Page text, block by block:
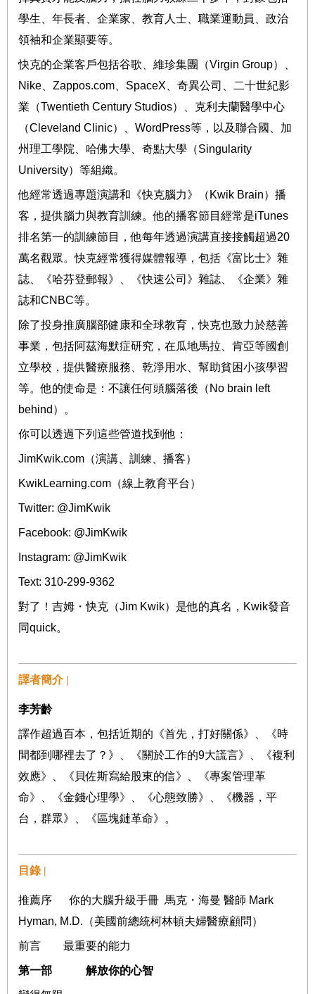
學生、年長者、企業家、教育人士、職業運動員、政治
領袖和企業顯要等。
快克的企業客戶包括谷歌、維珍集團（Virgin Group）、
Nike
Zappos.com SpaceX 、奇異公司、二十世紀影
業（Twentieth Century Studios）、克利夫蘭醫學中心
（Cleveland Clinic）、 WordPress等，以及聯合國、加
州理工學院、哈佛大學、奇點大學（Singularity
University）等組織。
他經常透過專題演講和《快克腦力》（ Kwik Brain）播
客，提供腦力與教育訓練。他的播客節目經常是iTunes
排名第一的訓練節目，他每年透過演講直接接觸超過20
萬名觀眾。快克經常獲得媒體報導，包括《富比士》雜
誌、《哈芬登郵報》、《快速公司》雜誌、《企業》雜
誌和CNBC等。
除了投身推廣腦部健康和全球教育，快克也致力於慈善
事業，包括阿茲海默症研究，在瓜地馬拉、肯亞等國創
立學校，提供醫療服務、乾淨用水、幫助貧困小孩學習
等。他的使命是：不讓任何頭腦落後（ No brain left
behind ）。
你可以透過下列這些管道找到他：
JimKwik.com （演講、訓練、播客）
KwikLearning.com （線上教育平台）
Twitter: @JimKwik
Facebook: @JimKwik
Instagram: @JimKwik
Text: 310-299-9362
對了！吉姆・快克（Jim Kwik）是他的真名， Kwik發音
同quick。
譯者簡介 |
李芳齡
譯作超過百本，包括近期的《首先，打好關係》、《時
間都到哪裡去了？》、《關於工作的9大謊言》、《複利
效應》、《貝佐斯寫給股東的信》、《專案管理革
命》、《金錢心理學》、《心態致勝》、《機器，平
台，群眾》、《區塊鏈革命》。
目錄 |
推薦序 你的大腦升級手冊 馬克・海曼 醫師 Mark
Hyman, M.D. （美國前總統柯林頓夫婦醫療顧問）
前言 最重要的能力
第一部 解放你的心智